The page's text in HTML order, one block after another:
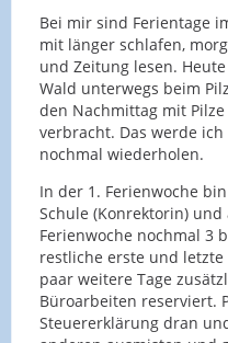
Bei mir sind Ferientage
mit länger schlafen,
und Zeitung lesen.
Wald unterwegs beim
den Nachmittag mit
verbracht. Das werde
nochmal wiederholen.
In der 1. Ferienwoche
Schule (Konrektorin)
Ferienwoche nochmal 3
restliche erste und
paar weitere Tage
Büroarbeiten reserviert.
Steuererklärung dran